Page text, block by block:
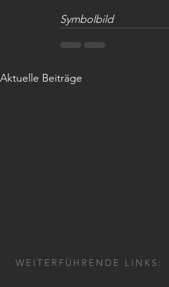
Symbolbild
Aktuelle Beiträge
WEITERFÜHRENDE LINKS: